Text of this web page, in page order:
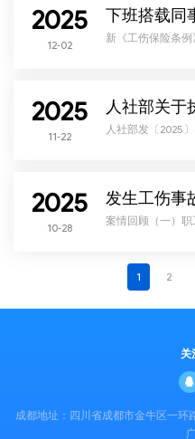
次性医疗补助金、
起诉讼。意见分
2025
12-02
新《工伤保险条例
应当认定为工伤
内经过合理路线
作单位和职工居
2025
11-22
人社部发〔2025
产建设兵团人力资
考虑是否属于法律
时间。包括但不限
（2）劳
2025
10-28
发生工伤事
案情回顾（一）职
1990年7月18日
直到1993年7月
疗。2017年5月
请，要求认定他
1 2
关
成都地址：四川省成都市金牛区一环